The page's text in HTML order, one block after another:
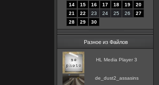
14
15 16 17 18 19
20
21
22 23 24 25 26
27
28
29 30
Разное из Файлов
HL Media Player 3
de_dust2_assasins